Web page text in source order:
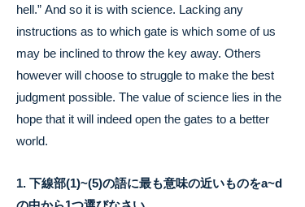
hell.” And so it is with science. Lacking any
instructions as to which gate is which some of us
may be inclined to throw the key away. Others
however will choose to struggle to make the best
judgment possible. The value of science lies in the
hope that it will indeed open the gates to a better
world.
1. 下線部(1)~(5)の語に最も意味の近いものをa~d